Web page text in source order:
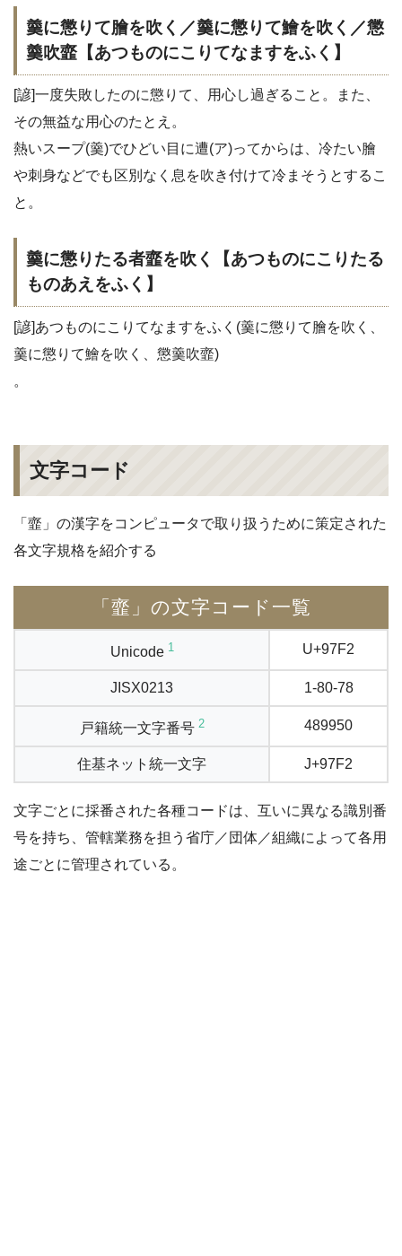
羹に懲りて膾を吹く／羹に懲りて鱠を吹く／懲
羹吹韲【あつものにこりてなますをふく】
[諺]一度失敗したのに懲りて、用心し過ぎること。また、
その無益な用心のたとえ。
熱いスープ(羹)でひどい目に遭(ア)ってからは、冷たい膾
や刺身などでも区別なく息を吹き付けて冷まそうとするこ
と。
羹に懲りたる者韲を吹く【あつものにこりたる
ものあえをふく】
[諺]あつものにこりてなますをふく(羹に懲りて膾を吹く、
羹に懲りて鱠を吹く、懲羹吹韲)
。
文字コード
「韲」の漢字をコンピュータで取り扱うために策定された
各文字規格を紹介する
「韲」の文字コード一覧
Unicode 1 U+97F2
JISX0213 1-80-78
戸籍統一文字番号 2 489950
住基ネット統一文字 J+97F2
文字ごとに採番された各種コードは、互いに異なる識別番
号を持ち、管轄業務を担う省庁／団体／組織によって各用
途ごとに管理されている。